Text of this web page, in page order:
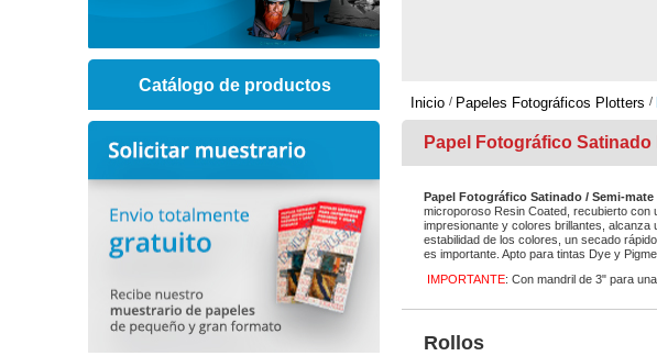
Inicio Papeles Fotográficos Plotters
Papel Fotográfico Satinado
Papel Fotográfico Satinado / Semi-mate
microporoso Resin Coated, recubierto con
impresionante y colores brillantes,
estabilidad de los colores, un secado
es importante. Apto para tintas Dye y
IMPORTANTE: Con mandril de 3" para
Rollos
Catálogo de productos